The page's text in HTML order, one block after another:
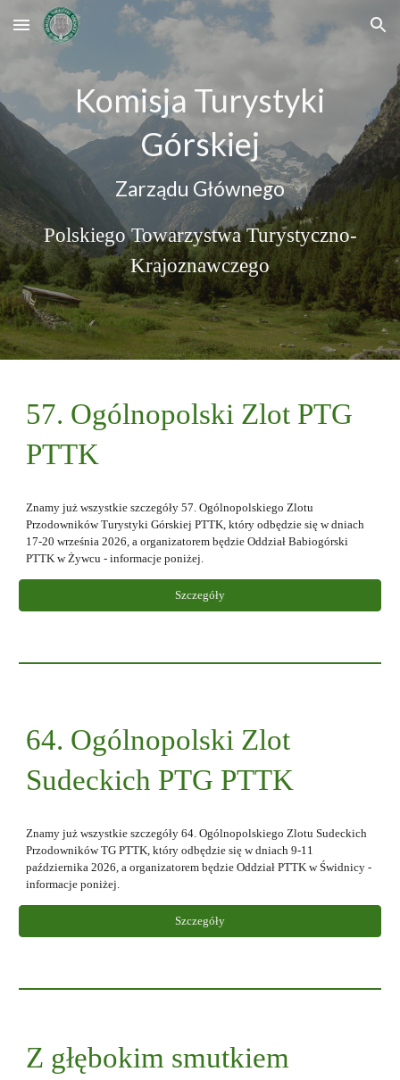
Skip to main content Skip to navigation
Komisja Turystyki
Górskiej
Zarządu Głównego
Polskiego Towarzystwa Turystyczno-
Krajoznawczego
57. Ogólnopolski Zlot PTG
PTTK
Znamy już wszystkie szczegóły 57. Ogólnopolskiego Zlotu
Przodowników Turystyki Górskiej PTTK, który odbędzie się w dniach
17-20 września 2026, a organizatorem będzie Oddział Babiogórski
PTTK w Żywcu - informacje poniżej.
Szczegóły
64. Ogólnopolski Zlot
Sudeckich PTG PTTK
Znamy już wszystkie szczegóły64. Ogólnopolskiego Zlotu Sudeckich
Przodowników TG PTTK, który odbędzie się w dniach 9-11
października 2026, a organizatorem będzie Oddział PTTK w Świdnicy -
informacje poniżej.
Szczegóły
Z głębokim smutkiem